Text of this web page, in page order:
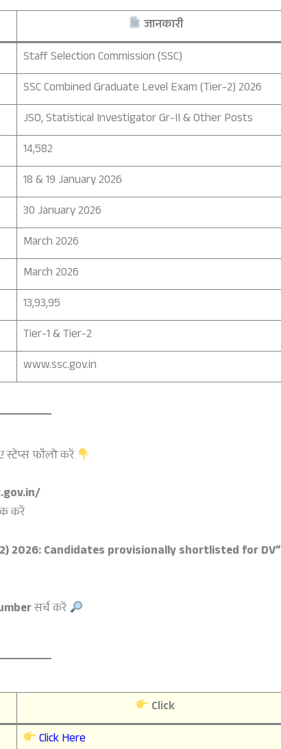
जानकारी
Staff Selection Commission (SSC)
SSC Combined Graduate Level Exam (Tier-2) 2026
JSO, Statistical Investigator Gr-II & Other Posts
14,582
18 & 19 January 2026
30 January 2026
March 2026
March 2026
13,93,95
Tier-1 & Tier-2
www.ssc.gov.in
स्टेप्स फॉलो करें
करें
2026: Candidates provisionally shortlisted for DV”
सर्च करें
Click
Click Here